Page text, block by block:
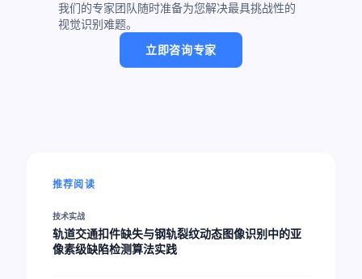
我们的专家团队随时准备为您解决最具挑战性的
视觉识别难题。
立即咨询专家
推荐阅读
技术实战
轨道交通扣件缺失与钢轨裂纹动态图像识别中的亚
像素级缺陷检测算法实践